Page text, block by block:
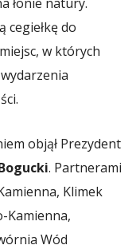
cegiełkę do
w których
objął Prezydent
. Partnerami
Klimek
Kamienna,
Wód